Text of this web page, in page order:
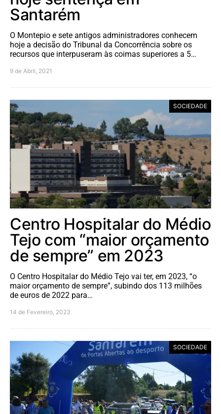
Santarém
O Montepio e sete antigos administradores conhecem
hoje a decisão do Tribunal da Concorrência sobre os
recursos que interpuseram às coimas superiores a 5…
9 de Abril, 2021
SOCIEDADE
Centro Hospitalar do Médio
Tejo com “maior orçamento
de sempre” em 2023
O Centro Hospitalar do Médio Tejo vai ter, em 2023, “o
maior orçamento de sempre”, subindo dos 113 milhões
de euros de 2022 para…
14 de Fevereiro, 2023
SOCIEDADE